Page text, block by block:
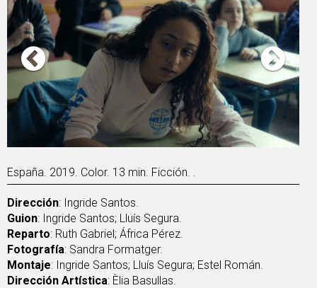
España. 2019. Color. 13 min. Ficción. .
Dirección: Ingride Santos.
Guion: Ingride Santos; Lluís Segura.
Reparto: Ruth Gabriel; África Pérez.
Fotografía: Sandra Formatger.
Montaje: Ingride Santos; Lluís Segura; Estel Román.
Dirección Artística: Èlia Basullas.